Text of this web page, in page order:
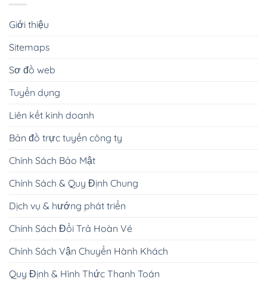
Giới thiệu
Sitemaps
Sơ đồ web
Tuyển dụng
Liên kết kinh doanh
Bản đồ trực tuyến công ty
Chính Sách Bảo Mật
Chính Sách & Quy Định Chung
Dịch vụ & hướng phát triển
Chính Sách Đổi Trả Hoàn Vé
Chính Sách Vận Chuyển Hành Khách
Quy Định & Hình Thức Thanh Toán